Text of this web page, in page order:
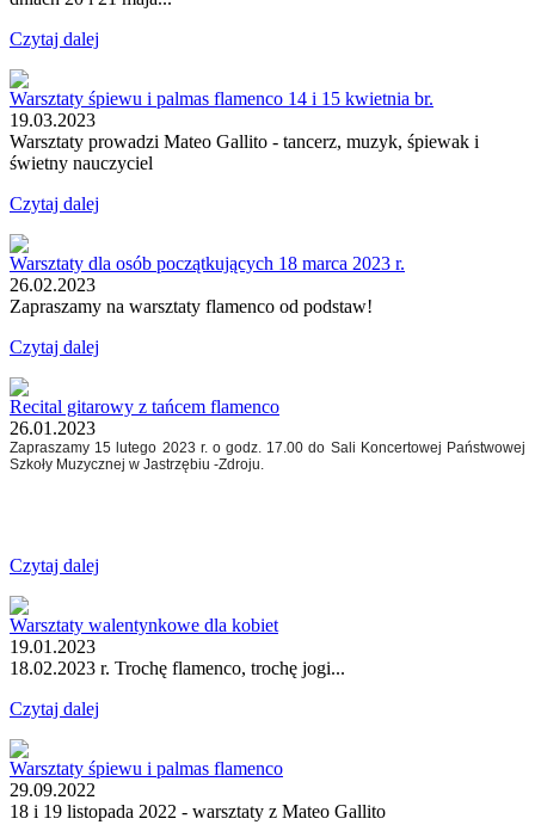
Czytaj dalej
Warsztaty śpiewu i palmas flamenco 14 i 15 kwietnia br.
19.03.2023
Warsztaty prowadzi Mateo Gallito - tancerz, muzyk, śpiewak i
świetny nauczyciel
Czytaj dalej
Warsztaty dla osób początkujących 18 marca 2023 r.
26.02.2023
Zapraszamy na warsztaty flamenco od podstaw!
Czytaj dalej
Recital gitarowy z tańcem flamenco
26.01.2023
Zapraszamy 15 lutego 2023 r. o godz. 17.00 do Sali Koncertowej Państwowej
Szkoły Muzycznej w Jastrzębiu -Zdroju.
Czytaj dalej
Warsztaty walentynkowe dla kobiet
19.01.2023
18.02.2023 r. Trochę flamenco, trochę jogi...
Czytaj dalej
Warsztaty śpiewu i palmas flamenco
29.09.2022
18 i 19 listopada 2022 - warsztaty z Mateo Gallito